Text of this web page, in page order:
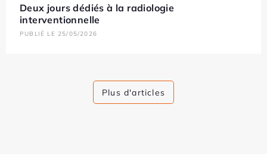
Deux jours dédiés à la radiologie
interventionnelle
PUBLIÉ LE 25/05/2026
Plus d'articles